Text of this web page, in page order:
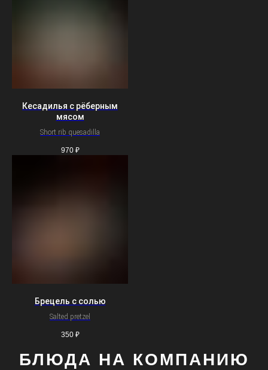
Кесадилья с рёберным
мясом
Short rib quesadilla
970 ₽
Брецель с солью
Salted pretzel
350 ₽
БЛЮДА НА КОМПАНИЮ